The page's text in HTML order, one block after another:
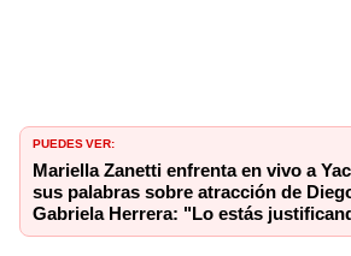
PUEDES VER:
Mariella Zanetti enfrenta en vivo a
sus palabras sobre atracción de
Gabriela Herrera: "Lo estás